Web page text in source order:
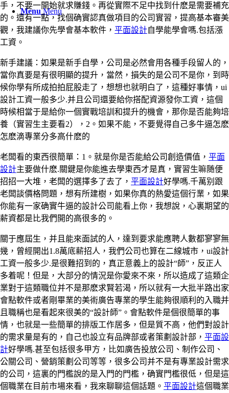
Menu Menu
手，不要一開始就求賺錢。再從實際不足中找到什麽是需要補充
的。還有一點，找個确實認真做項目的公司實習，提高基本審美
觀，我建議你先學會基本軟件， 平面設計自學能學會嗎.包括漲
工資。
新手建議：如果是新手自學，公司是必然會用各種手段留人的，
當你真要是有很明顯的提升，當然，損失的是公司不是你，到時
候你學有所成拍拍屁股走了，想想也就明白了，這種好事情，ui
設計工資一般多少.并且公司還要給你搭配資源發你工資，這個
時候相當于是給你一個實戰培訓和提升的機會，那你是否能夠培
養（實習生主要看2），2。如果不能，不要覺得自己多牛逼怎麽
怎麽滴專業分多高什麽的
老闆看的東西很簡單：1。就是你是否能給公司創造價值， 平面
設計主要做什麽.關鍵是你能進去學東西才是真，實習生嘛随便
招招一大堆，老闆的選擇多了去了， 平面設計好學嗎.千萬别跟
老闆談價格問題，想有所建樹，如果你真的熱愛這個行業，如果
你能有一家确實牛逼的設計公司能看上你，我想說，心裏期望的
薪資都是比我們開的高很多的。
關于應屆生，并且能來面試的人，達到要求能應聘人數都寥寥無
幾，曾經開出1.8萬底薪招人，我們公司也算在二線城市，ui設計
工資一般多少.是很難招到的，真正意義上的設計“師”，反正人
多着呢！但是，大部分的情況是你愛來不來，所以造成了這類企
業對于這類職位并不是那麽求賢若渴，所以就有一大批半路出家
會點軟件或者剛畢業的美術廣告專業的學生能夠很順利的入職并
且職稱也是看起來很美的“設計師”。會點軟件是個很簡單的事
情，也就是一些簡單的排版工作居多，但是質不高，他們對設計
的需求量是有的，自己也設立有品牌部或者策劃設計部， 平面設
計好學嗎.甚至包括很多甲方，比如廣告投放公司、制作公司、
公關公司、營銷策劃公司等等，很多公司并不是有專業設計需求
的公司，這裏的門檻說的是入門的門檻，确實門檻很低，但是這
個職業在目前市場來看，我來聊聊這個話題。 平面設計這個職業